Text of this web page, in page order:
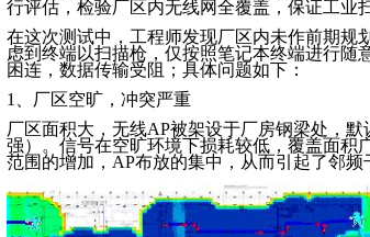
行评估，检验厂区内无线网全覆盖，保证工业
在这次测试中，工程师发现厂区内未作前期规
虑到终端以扫描枪，仅按照笔记本终端进行随
困连，数据传输受阻；具体问题如下：
1、厂区空旷，冲突严重
厂区面积大，无线AP被架设于厂房钢梁处，
强）。信号在空旷环境下损耗较低，覆盖面积
范围的增加，AP布放的集中，从而引起了邻频